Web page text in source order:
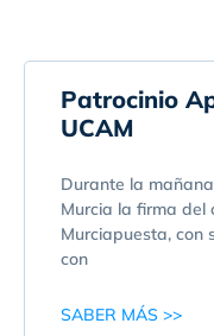
Patrocinio
UCAM
Durante la
Murcia la firma del
Murciapuesta, con
con
SABER MÁS >>